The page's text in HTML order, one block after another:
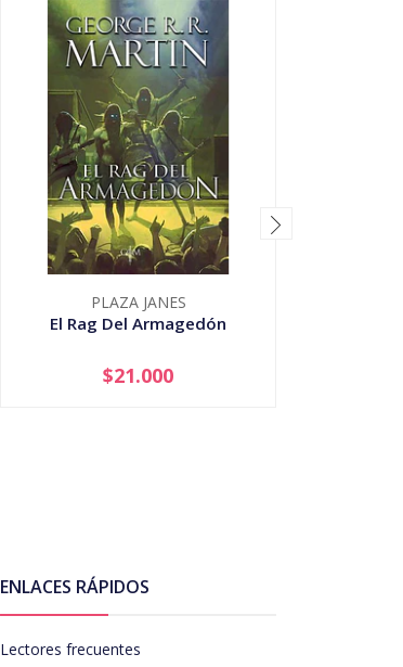
PLAZA JANES
El Rag Del Armagedón
+
$21.000
ENLACES RÁPIDOS
Lectores frecuentes